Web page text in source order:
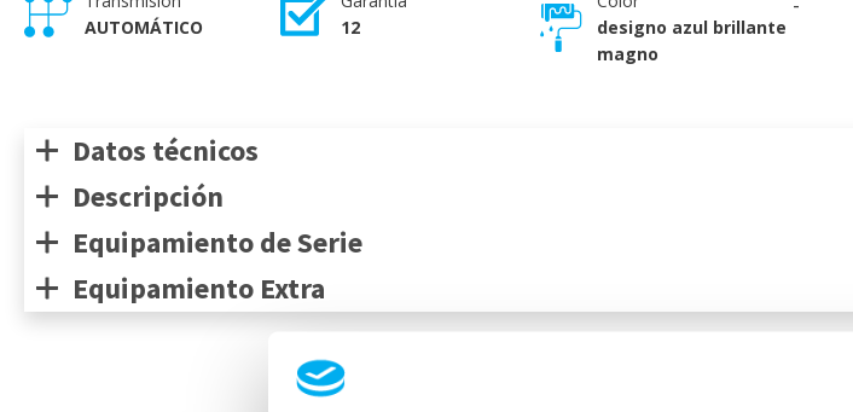
AUTOMÁTICO
12
designo azul brillante
magno
Datos técnicos
Descripción
Equipamiento de Serie
Equipamiento Extra